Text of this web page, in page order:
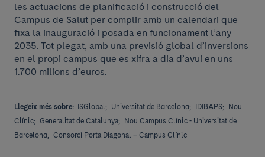
les actuacions de planificació i construcció del
Campus de Salut per complir amb un calendari que
fixa la inauguració i posada en funcionament l’any
2035. Tot plegat, amb una previsió global d’inversions
en el propi campus que es xifra a dia d’avui en uns
1.700 milions d’euros.
Llegeix més sobre: ISGlobal; Universitat de Barcelona; IDIBAPS;
Nou
Clínic; Generalitat de Catalunya;
Nou Campus Clínic - Universitat de
Barcelona; Consorci Porta Diagonal – Campus Clínic